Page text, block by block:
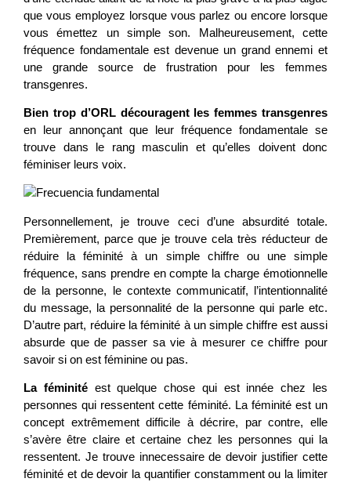
que vous employez lorsque vous parlez ou encore lorsque
vous émettez un simple son. Malheureusement, cette
fréquence fondamentale est devenue un grand ennemi et
une grande source de frustration pour les femmes
transgenres.
Bien trop d’ORL découragent les femmes transgenres
en leur annonçant que leur fréquence fondamentale se
trouve dans le rang masculin et qu’elles doivent donc
féminiser leurs voix.
Personnellement, je trouve ceci d’une absurdité totale.
Premièrement, parce que je trouve cela très réducteur de
réduire la féminité à un simple chiffre ou une simple
fréquence, sans prendre en compte la charge émotionnelle
de la personne, le contexte communicatif, l’intentionnalité
du message, la personnalité de la personne qui parle etc.
D’autre part, réduire la féminité à un simple chiffre est aussi
absurde que de passer sa vie à mesurer ce chiffre pour
savoir si on est féminine ou pas.
La féminitéest quelque chose qui est innée chez les
personnes qui ressentent cette féminité. La féminité est un
concept extrêmement difficile à décrire, par contre, elle
s’avère être claire et certaine chez les personnes qui la
ressentent. Je trouve innecessaire de devoir justifier cette
féminité et de devoir la quantifier constamment ou la limiter